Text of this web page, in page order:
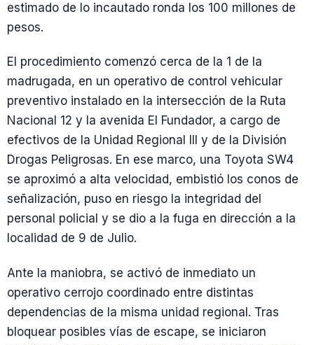
estimado de lo incautado ronda los 100 millones de
pesos.
El procedimiento comenzó cerca de la 1 de la
madrugada, en un operativo de control vehicular
preventivo instalado en la intersección de la Ruta
Nacional 12 y la avenida El Fundador, a cargo de
efectivos de la Unidad Regional III y de la División
Drogas Peligrosas. En ese marco, una Toyota SW4
se aproximó a alta velocidad, embistió los conos de
señalización, puso en riesgo la integridad del
personal policial y se dio a la fuga en dirección a la
localidad de 9 de Julio.
Ante la maniobra, se activó de inmediato un
operativo cerrojo coordinado entre distintas
dependencias de la misma unidad regional. Tras
bloquear posibles vías de escape, se iniciaron